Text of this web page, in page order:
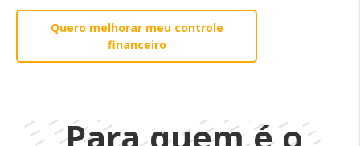
Quero melhorar meu controle
financeiro